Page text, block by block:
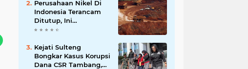
Perusahaan Nikel Di
Indonesia Terancam
Ditutup, Ini
Pernyataan Luhut
Kejati Sulteng
Bongkar Kasus Korupsi
Dana CSR Tambang,